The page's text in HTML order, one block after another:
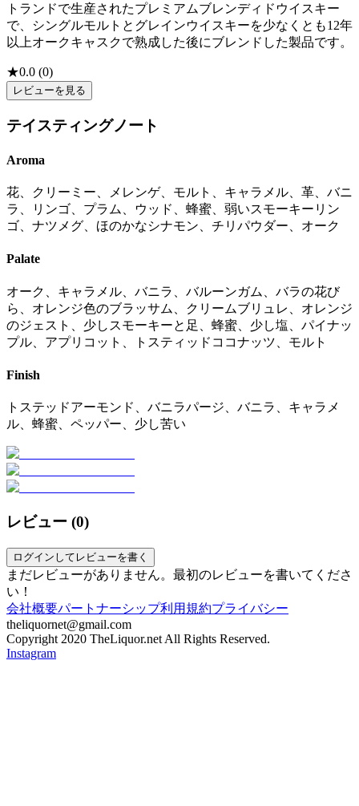
トランドで生産されたプレミアムブレンディドウイスキー
で、シングルモルトとグレインウイスキーを少なくとも12年
以上オークキャスクで熟成した後にブレンドした製品です。
★0.0 (0)
レビューを見る
テイスティングノート
Aroma
花、クリーミー、メレンゲ、モルト、キャラメル、革、バニ
ラ、リンゴ、プラム、ウッド、蜂蜜、弱いスモーキーリン
ゴ、ナツメグ、ほのかなシナモン、チリパウダー、オーク
Palate
オーク、キャラメル、バニラ、バルーンガム、バラの花び
ら、オレンジ色のブラッサム、クリームブリュレ、オレンジ
のジェスト、少しスモーキーと足、蜂蜜、少し塩、パイナッ
プル、アプリコット、トスティッドココナッツ、モルト
Finish
トステッドアーモンド、バニラパージ、バニラ、キャラメ
ル、蜂蜜、ペッパー、少し苦い
レビュー (0)
ログインしてレビューを書く
まだレビューがありません。最初のレビューを書いてくださ
い！
会社概要パートナーシップ利用規約プライバシー
theliquornet@gmail.com
Copyright 2020 TheLiquor.net All Rights Reserved.
Instagram